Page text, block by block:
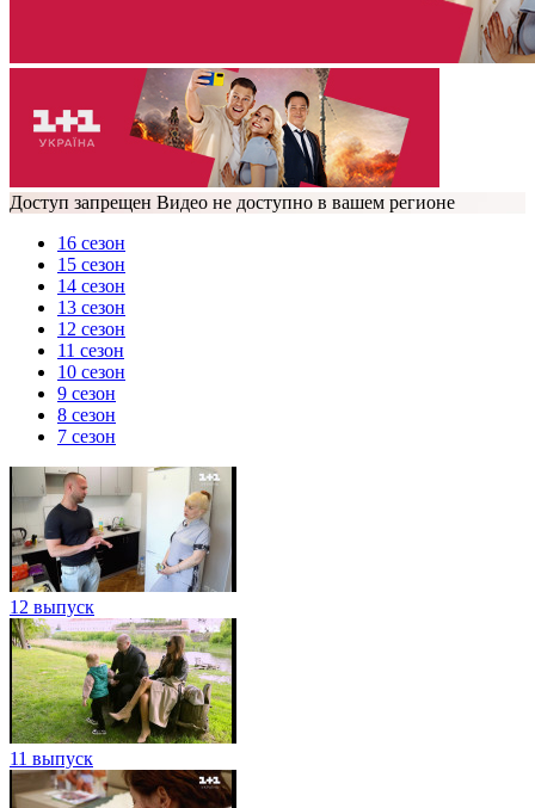
Доступ запрещен Видео не доступно в вашем регионе
16 сезон
15 сезон
14 сезон
13 сезон
12 сезон
11 сезон
10 сезон
9 сезон
8 сезон
7 сезон
12 выпуск
11 выпуск